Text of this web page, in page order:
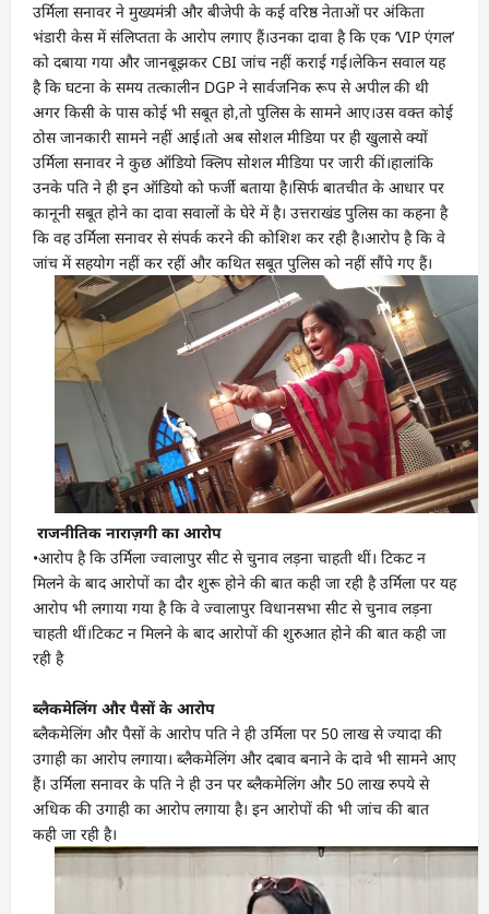
उर्मिला सनावर ने मुख्यमंत्री और बीजेपी के कई वरिष्ठ नेताओं पर अंकिता
भंडारी केस में संलिप्तता के आरोप लगाए हैं।उनका दावा है कि एक ‘VIP एंगल’
को दबाया गया और जानबूझकर CBI जांच नहीं कराई गई।लेकिन सवाल यह
है कि घटना के समय तत्कालीन DGP ने सार्वजनिक रूप से अपील की थी
अगर किसी के पास कोई भी सबूत हो,तो पुलिस के सामने आए।उस वक्त कोई
ठोस जानकारी सामने नहीं आई।तो अब सोशल मीडिया पर ही खुलासे क्यों
उर्मिला सनावर ने कुछ ऑडियो क्लिप सोशल मीडिया पर जारी कीं।हालांकि
उनके पति ने ही इन ऑडियो को फर्जी बताया है।सिर्फ बातचीत के आधार पर
कानूनी सबूत होने का दावा सवालों के घेरे में है। उत्तराखंड पुलिस का कहना है
कि वह उर्मिला सनावर से संपर्क करने की कोशिश कर रही है।आरोप है कि वे
जांच में सहयोग नहीं कर रहीं और कथित सबूत पुलिस को नहीं सौंपे गए हैं।
राजनीतिक नाराज़गी का आरोप
•आरोप है कि उर्मिला ज्वालापुर सीट से चुनाव लड़ना चाहती थीं। टिकट न
मिलने के बाद आरोपों का दौर शुरू होने की बात कही जा रही है उर्मिला पर यह
आरोप भी लगाया गया है कि वे ज्वालापुर विधानसभा सीट से चुनाव लड़ना
चाहती थीं।टिकट न मिलने के बाद आरोपों की शुरुआत होने की बात कही जा
रही है
ब्लैकमेलिंग और पैसों के आरोप
ब्लैकमेलिंग और पैसों के आरोप पति ने ही उर्मिला पर 50 लाख से ज्यादा की
उगाही का आरोप लगाया। ब्लैकमेलिंग और दबाव बनाने के दावे भी सामने आए
हैं। उर्मिला सनावर के पति ने ही उन पर ब्लैकमेलिंग और 50 लाख रुपये से
अधिक की उगाही का आरोप लगाया है। इन आरोपों की भी जांच की बात
कही जा रही है।